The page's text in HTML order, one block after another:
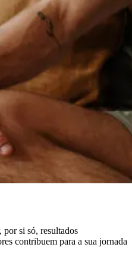
por si só, resultados
contribuem para a sua jornada